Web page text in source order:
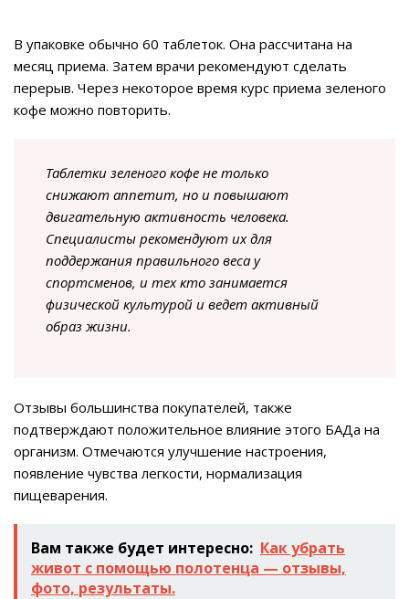
В упаковке обычно 60 таблеток. Она рассчитана на
месяц приема. Затем врачи рекомендуют сделать
перерыв. Через некоторое время курс приема зеленого
кофе можно повторить.
Таблетки зеленого кофе не только
снижают аппетит, но и повышают
двигательную активность человека.
Специалисты рекомендуют их для
поддержания правильного веса у
спортсменов, и тех кто занимается
физической культурой и ведет активный
образ жизни.
Отзывы большинства покупателей, также
подтверждают положительное влияние этого БАДа на
организм. Отмечаются улучшение настроения,
появление чувства легкости, нормализация
пищеварения.
Вам также будет интересно: Как убрать
живот с помощью полотенца — отзывы,
фото, результаты.